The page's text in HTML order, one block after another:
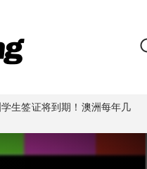
学生签证将到期！澳洲每年几